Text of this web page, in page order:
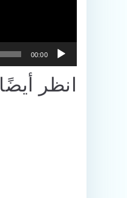
00:00
انظر أيضًا